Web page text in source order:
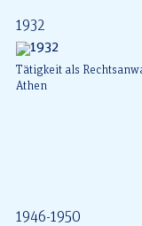
1932
Tätigkeit als
Athen
1946-1950